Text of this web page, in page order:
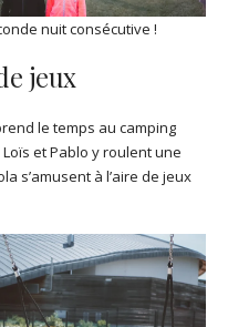
nuit consécutive !
jeux
le temps au camping
et Pablo y roulent une
s’amusent à l’aire de jeux